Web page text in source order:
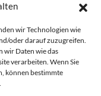
wir Technologien wie
oder darauf zuzugreifen.
wir Daten wie das
verarbeiten. Wenn Sie
können bestimmte